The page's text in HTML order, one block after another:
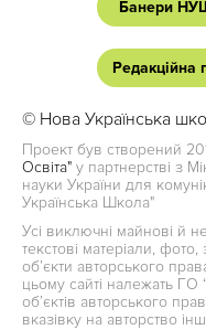
Банери
Редакційна
© Нова Українська
Проект був створений
Освіта" у партнерстві з
науки України для
Українська Школа"
Усі виключні майнові й
текстові матеріали,
об’єкти авторського
цьому сайті належать ГО
об’єктів авторського
вказівку на авторство